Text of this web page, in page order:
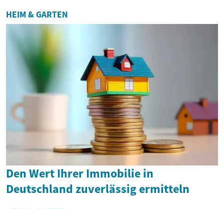
HEIM & GARTEN
Den Wert Ihrer Immobilie in
Deutschland zuverlässig ermitteln